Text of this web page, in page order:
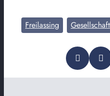
Freilassing Gesellschaft